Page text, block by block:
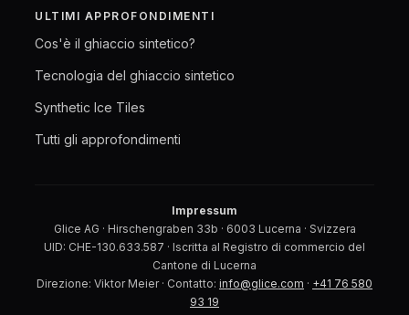
ULTIMI APPROFONDIMENTI
Cos'è il ghiaccio sintetico?
Tecnologia del ghiaccio sintetico
Synthetic Ice Tiles
Tutti gli approfondimenti
Impressum
Glice AG · Hirschengraben 33b · 6003 Lucerna · Svizzera
UID: CHE-130.633.587 · Iscritta al Registro di commercio del
Cantone di Lucerna
Direzione: Viktor Meier · Contatto: info@glice.com · +41 76 580
93 19